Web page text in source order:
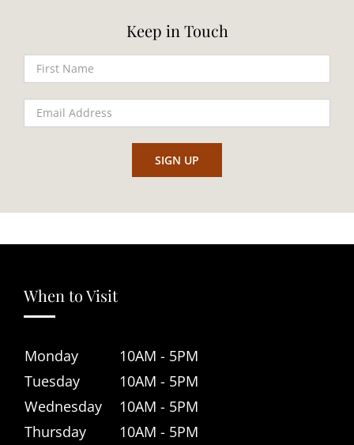
Keep in Touch
When to Visit
Monday
10AM - 5PM
Tuesday
10AM - 5PM
Wednesday
10AM - 5PM
Thursday
10AM - 5PM